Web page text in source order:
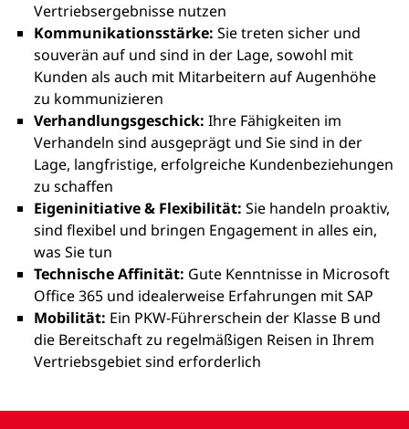
Vertriebsergebnisse nutzen
Kommunikationsstärke: Sie treten sicher und
souverän auf und sind in der Lage, sowohl mit
Kunden als auch mit Mitarbeitern auf Augenhöhe
zu kommunizieren
Verhandlungsgeschick: Ihre Fähigkeiten im
Verhandeln sind ausgeprägt und Sie sind in der
Lage, langfristige, erfolgreiche Kundenbeziehungen
zu schaffen
Eigeninitiative & Flexibilität: Sie handeln proaktiv,
sind flexibel und bringen Engagement in alles ein,
was Sie tun
Technische Affinität: Gute Kenntnisse in Microsoft
Office 365 und idealerweise Erfahrungen mit SAP
Mobilität: Ein PKW-Führerschein der Klasse B und
die Bereitschaft zu regelmäßigen Reisen in Ihrem
Vertriebsgebiet sind erforderlich